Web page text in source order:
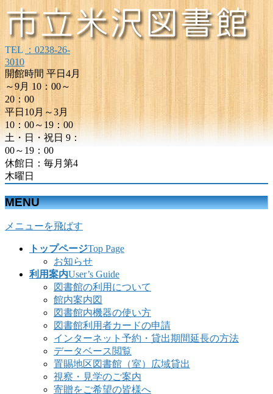
TEL
：0238-26-
3010
開館時間 平日4月
～9月 10：00～
20：00
平日10月～3月
10：00～19：00
土・日・祝日 9：
00～19：00
休館日：毎月第4
木曜日
MENU
メニューを飛ばす
トップページTop Page
お知らせ
利用案内User’s Guide
図書館の利用について
館内案内図
図書館内機器の使い方
図書館利用者カードの申請
インターネット予約・貸出期間延長の方法
データベース閲覧
置賜地区図書館（室）広域貸出
視察・見学のご案内
寄贈をご希望の皆様へ